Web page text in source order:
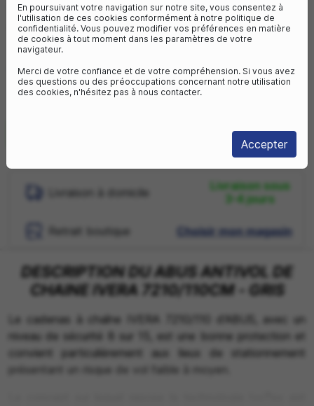
En poursuivant votre navigation sur notre site, vous consentez à
l'utilisation de ces cookies conformément à notre politique de
confidentialité. Vous pouvez modifier vos préférences en matière
de cookies à tout moment dans les paramètres de votre
navigateur.
Merci de votre confiance et de votre compréhension. Si vous avez
des questions ou des préoccupations concernant notre utilisation
des cookies, n'hésitez pas à nous contacter.
Accepter
Référence :4003318877810
64,96 € - 23%
49,96 €
Vous économisez 15€
Livraison à domicile
Livraison sous
3-4 jours
Retrait boutique Choisir mon magasin
DESCRIPTION DU ABUS ANTIVOL DE
CHAINE IVERA 7210/110CM - GRIS
Le cadenas à chaîne IVERA 7210/110 d'ABUS, avec un
niveau de sécurité 8 sur 15, est une bonne protection et
convient particulièrement aux lieux de stationnement
présentant un risque de vol faible à moyen.